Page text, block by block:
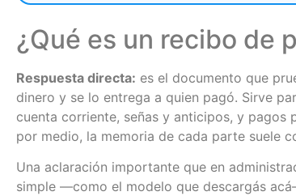
¿Qué es un recibo de
Respuesta directa: es el documento que
dinero y se lo entrega a quien pagó. Sirve
cuenta corriente, señas y anticipos, y
por medio, la memoria de cada parte suele
Una aclaración importante que en
simple —como el modelo que descargás